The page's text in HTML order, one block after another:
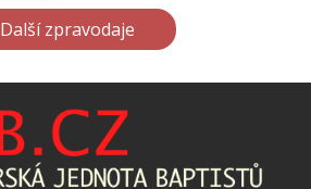
Další zpravodaje